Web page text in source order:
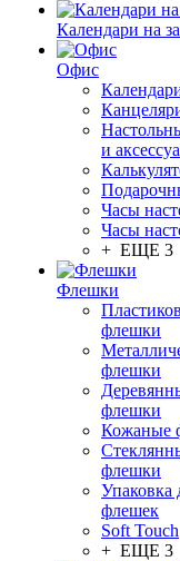
Календари на
Офис
и
Часы
Часы
+ ЕЩЕ 3
Флешки
флешки
флешки
флешки
Кожаные
флешки
Упаковка
флешек
Soft Touch
+ ЕЩЕ 3